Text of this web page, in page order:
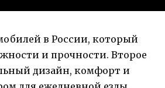
в России, который
и прочности. Второе
дизайн, комфорт и